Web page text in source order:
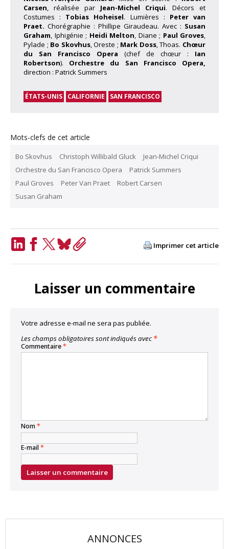
Carsen, réalisée par Jean-Michel Criqui. Décors et
Costumes : Tobias Hoheisel. Lumières : Peter van
Praet. Chorégraphie : Phillipe Giraudeau. Avec : Susan
Graham, Iphigénie ; Heidi Melton, Diane ; Paul Groves,
Pylade ; Bo Skovhus, Oreste ; Mark Doss, Thoas. Chœur
du San Francisco Opera (chef de chœur : Ian
Robertson). Orchestre du San Francisco Opera,
direction : Patrick Summers
ÉTATS-UNIS CALIFORNIE SAN FRANCISCO
Mots-clefs de cet article
Bo Skovhus Christoph Willibald Gluck
Jean-Michel Criqui
Orchestre du San Francisco Opera
Patrick Summers
Paul Groves
Peter Van Praet
Robert Carsen
Susan Graham
Imprimer cet article
Laisser un commentaire
Votre adresse e-mail ne sera pas publiée.
Les champs obligatoires sont indiqués avec *
Commentaire*
Nom*
E-mail*
ANNONCES